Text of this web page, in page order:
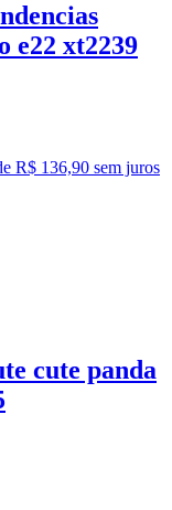
e22 xt2239
R$ 136,90 sem juros
cute panda